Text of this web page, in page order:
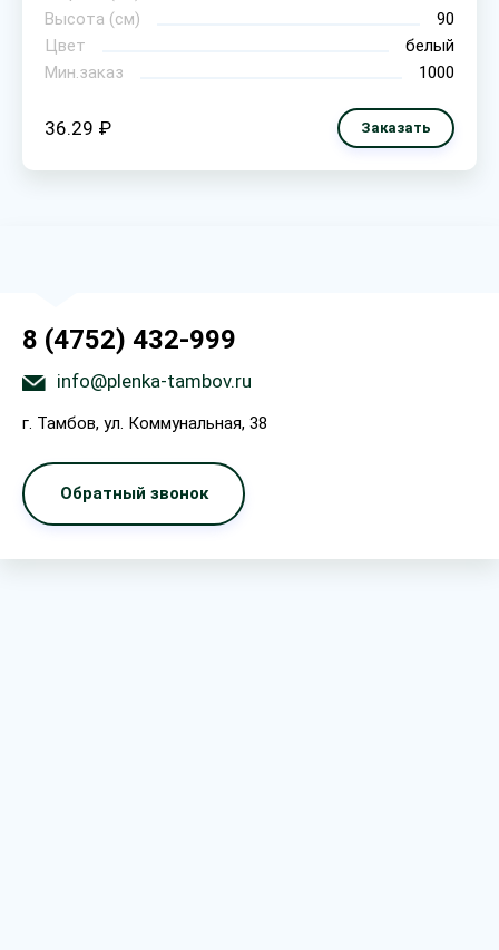
Высота (см)
90
Цвет
белый
Мин.заказ
1000
36.29 ₽ Заказать
8 (4752) 432-999
info@plenka-tambov.ru
г. Тамбов, ул. Коммунальная, 38
Обратный звонок